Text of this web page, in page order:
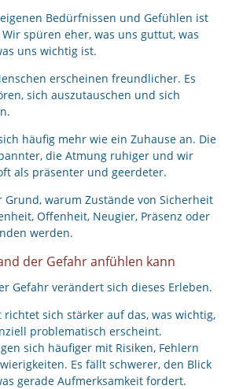
Bedürfnissen und Gefühlen ist
spüren eher, was uns guttut, was
uns wichtig ist.
erscheinen freundlicher. Es
sich auszutauschen und sich
häufig mehr wie ein Zuhause an. Die
die Atmung ruhiger und wir
als präsenter und geerdeter.
Grund, warum Zustände von Sicherheit
Offenheit, Neugier, Präsenz oder
werden.
der Gefahr anfühlen kann
Gefahr verändert sich dieses Erleben.
richtet sich stärker auf das, was wichtig,
problematisch erscheint.
sich häufiger mit Risiken, Fehlern
Es fällt schwerer, den Blick
gerade Aufmerksamkeit fordert.